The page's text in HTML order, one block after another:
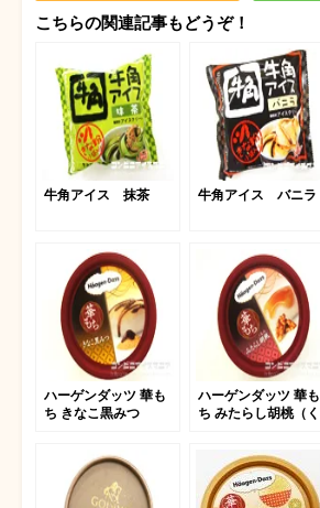
こちらの関連記事もどうぞ！
牛角アイス 抹茶 牛角アイス バニラ
ハーゲンダッツ 華も
ち きなこ黒みつ
ハーゲンダッツ 華も
ち みたらし胡桃（く